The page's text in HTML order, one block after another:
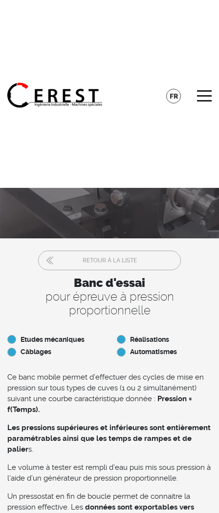
FR
RETOUR À LA LISTE
Banc d'essai
pour épreuve à pression
proportionnelle
Etudes mécaniques
Réalisations
Câblages
Automatismes
Ce banc mobile permet d’effectuer des cycles de mise en
pression sur tous types de cuves (1 ou 2 simultanément)
suivant une courbe caractéristique donnée : Pression =
f(Temps).
Les pressions supérieures et inférieures sont entièrement
paramétrables ainsi que les temps de rampes et de
paliers.
Le volume à tester est rempli d’eau puis mis sous pression à
l’aide d’un générateur de pression proportionnelle.
Un pressostat en fin de boucle permet de connaitre la
pression effective. Les données sont exportables vers